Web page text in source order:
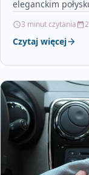
eleganckim
3 minut czytania
Czytaj więcej